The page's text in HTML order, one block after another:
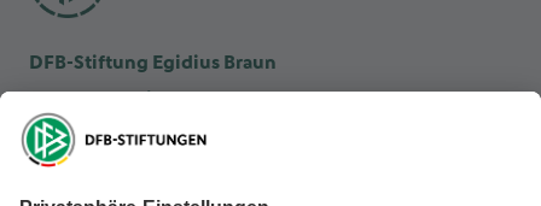
DFB-Stiftung Egidius Braun
DFB-Stiftung Sepp Herberger